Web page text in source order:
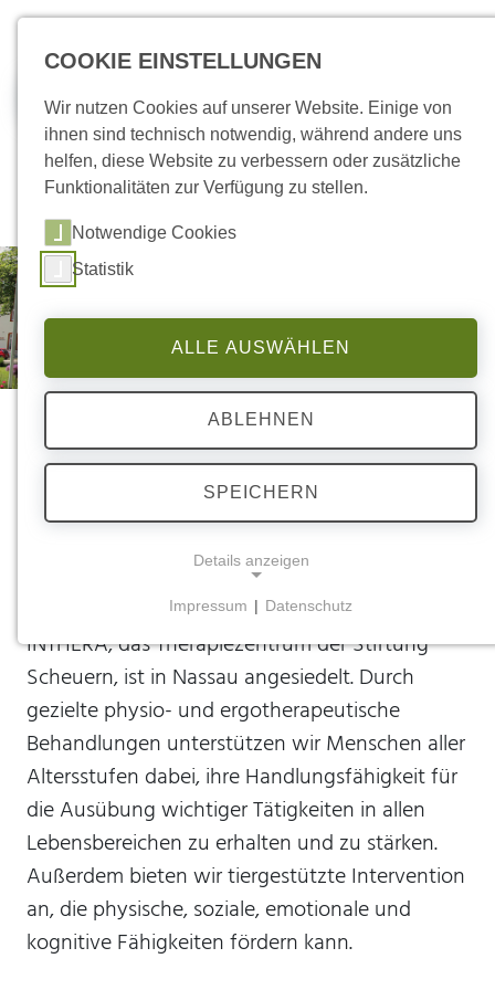
Jobs
INTHERA – Physio-
und Ergotherapie
INTHERA, das Therapiezentrum der Stiftung
Scheuern, ist in Nassau angesiedelt. Durch
gezielte physio- und ergotherapeutische
Behandlungen unterstützen wir Menschen aller
Altersstufen dabei, ihre Handlungsfähigkeit für
die Ausübung wichtiger Tätigkeiten in allen
Lebensbereichen zu erhalten und zu stärken.
Außerdem bieten wir tiergestützte Intervention
an, die physische, soziale, emotionale und
kognitive Fähigkeiten fördern kann.
COOKIE EINSTELLUNGEN
Wir nutzen Cookies auf unserer Website. Einige von
ihnen sind technisch notwendig, während andere uns
helfen, diese Website zu verbessern oder zusätzliche
Funktionalitäten zur Verfügung zu stellen.
Notwendige Cookies
Statistik
ALLE AUSWÄHLEN
ABLEHNEN
SPEICHERN
Details anzeigen
Notwendige Cookies ermöglichen grundlegende
Funktionen und sind für die einwandfreie Funktion
der Website erforderlich.
Einverständnis-Cookie
Name:
cookie_consent
Zweck:
Dieser Cookie speichert die ausgewählten
Einverständnis-Optionen des Benutzers
Impressum | Datenschutz